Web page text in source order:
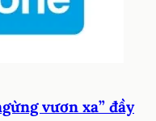
vươn xa” đầy